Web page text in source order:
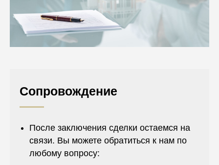
Сопровождение
После заключения сделки остаемся на
связи. Вы можете обратиться к нам по
любому вопросу: